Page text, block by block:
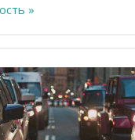
»